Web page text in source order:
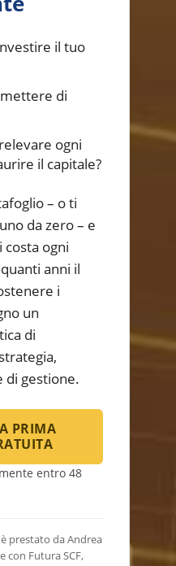
il tuo
di
ogni
il capitale?
– o ti
da zero – e
ogni
anni il
i
un
di
di gestione.
PRIMA
entro 48
prestato da Andrea
con Futura SCF,